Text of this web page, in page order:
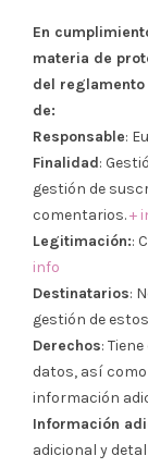
En
materia de
del reglamento
de:
Responsable:
Finalidad:
gestión de
comentarios.+
Legitimación::
info
Destinatarios:
gestión de
Derechos:
datos, así
información
Información
adicional y